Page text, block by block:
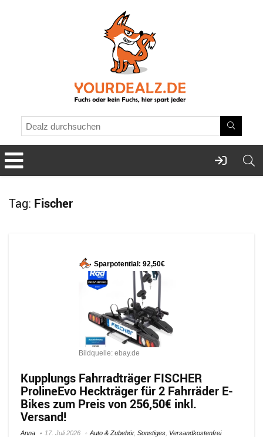
Tag: Fischer
Sparpotential: 92,50€
Bildquelle: ebay.de
Kupplungs Fahrradträger FISCHER
ProlineEvo Heckträger für 2 Fahrräder E-
Bikes zum Preis von 256,50€ inkl.
Versand!
Anna 17. Juli 2026 Auto & Zubehör, Sonstiges Versandkostenfrei